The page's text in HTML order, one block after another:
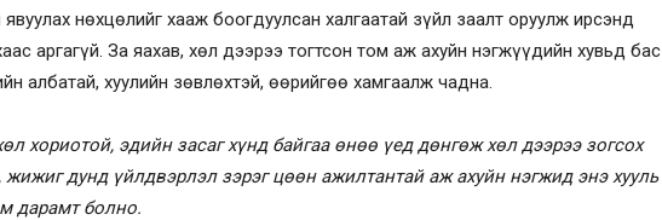
нөхцөлийг хааж боогдуулсан халгаатай зүйл заалт оруулж ирсэнд
аргагүй. За яахав, хөл дээрээ тогтсон том аж ахуйн нэгжүүдийн хувьд бас
албатай, хуулийн зөвлөхтэй, өөрийгөө хамгаалж чадна.
хориотой, эдийн засаг хүнд байгаа өнөө үед дөнгөж хөл дээрээ зогсох
жижиг дунд үйлдвэрлэл зэрэг цөөн ажилтантай аж ахуйн нэгжид энэ хууль
дарамт болно.